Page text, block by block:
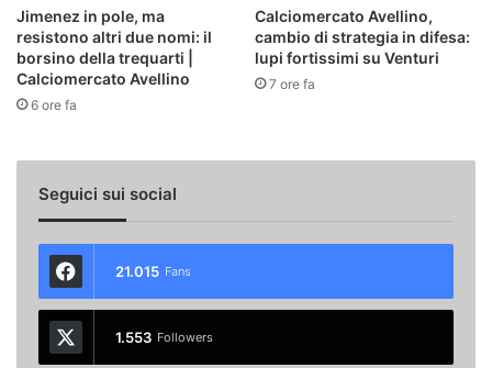
Jimenez in pole, ma
resistono altri due nomi: il
borsino della trequarti |
Calciomercato Avellino
6 ore fa
Calciomercato Avellino,
cambio di strategia in difesa:
lupi fortissimi su Venturi
7 ore fa
Seguici sui social
21.015 Fans
1.553 Followers